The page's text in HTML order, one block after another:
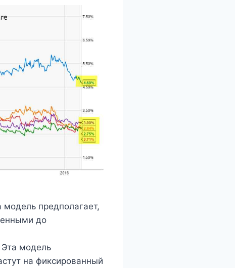
модель предполагает,
до
Эта модель
на фиксированный